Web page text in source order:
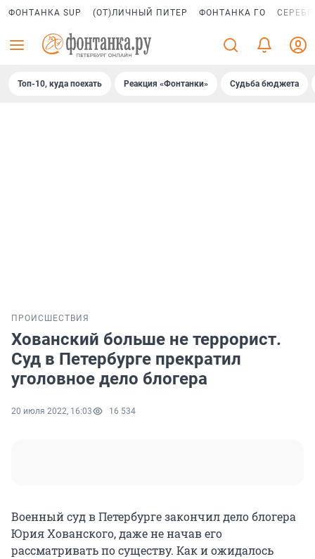
ФОНТАНКА SUP (ОТ)ЛИЧНЫЙ ПИТЕР ФОНТАНКА ГО
Топ-10, куда поехать Реакция «Фонтанки» Судьба бюджета
ПРОИСШЕСТВИЯ
Хованский больше не террорист.
Суд в Петербурге прекратил
уголовное дело блогера
20 июля 2022, 16:03 16 534
Военный суд в Петербурге закончил дело блогера
Юрия Хованского, даже не начав его
рассматривать по существу. Как и ожидалось